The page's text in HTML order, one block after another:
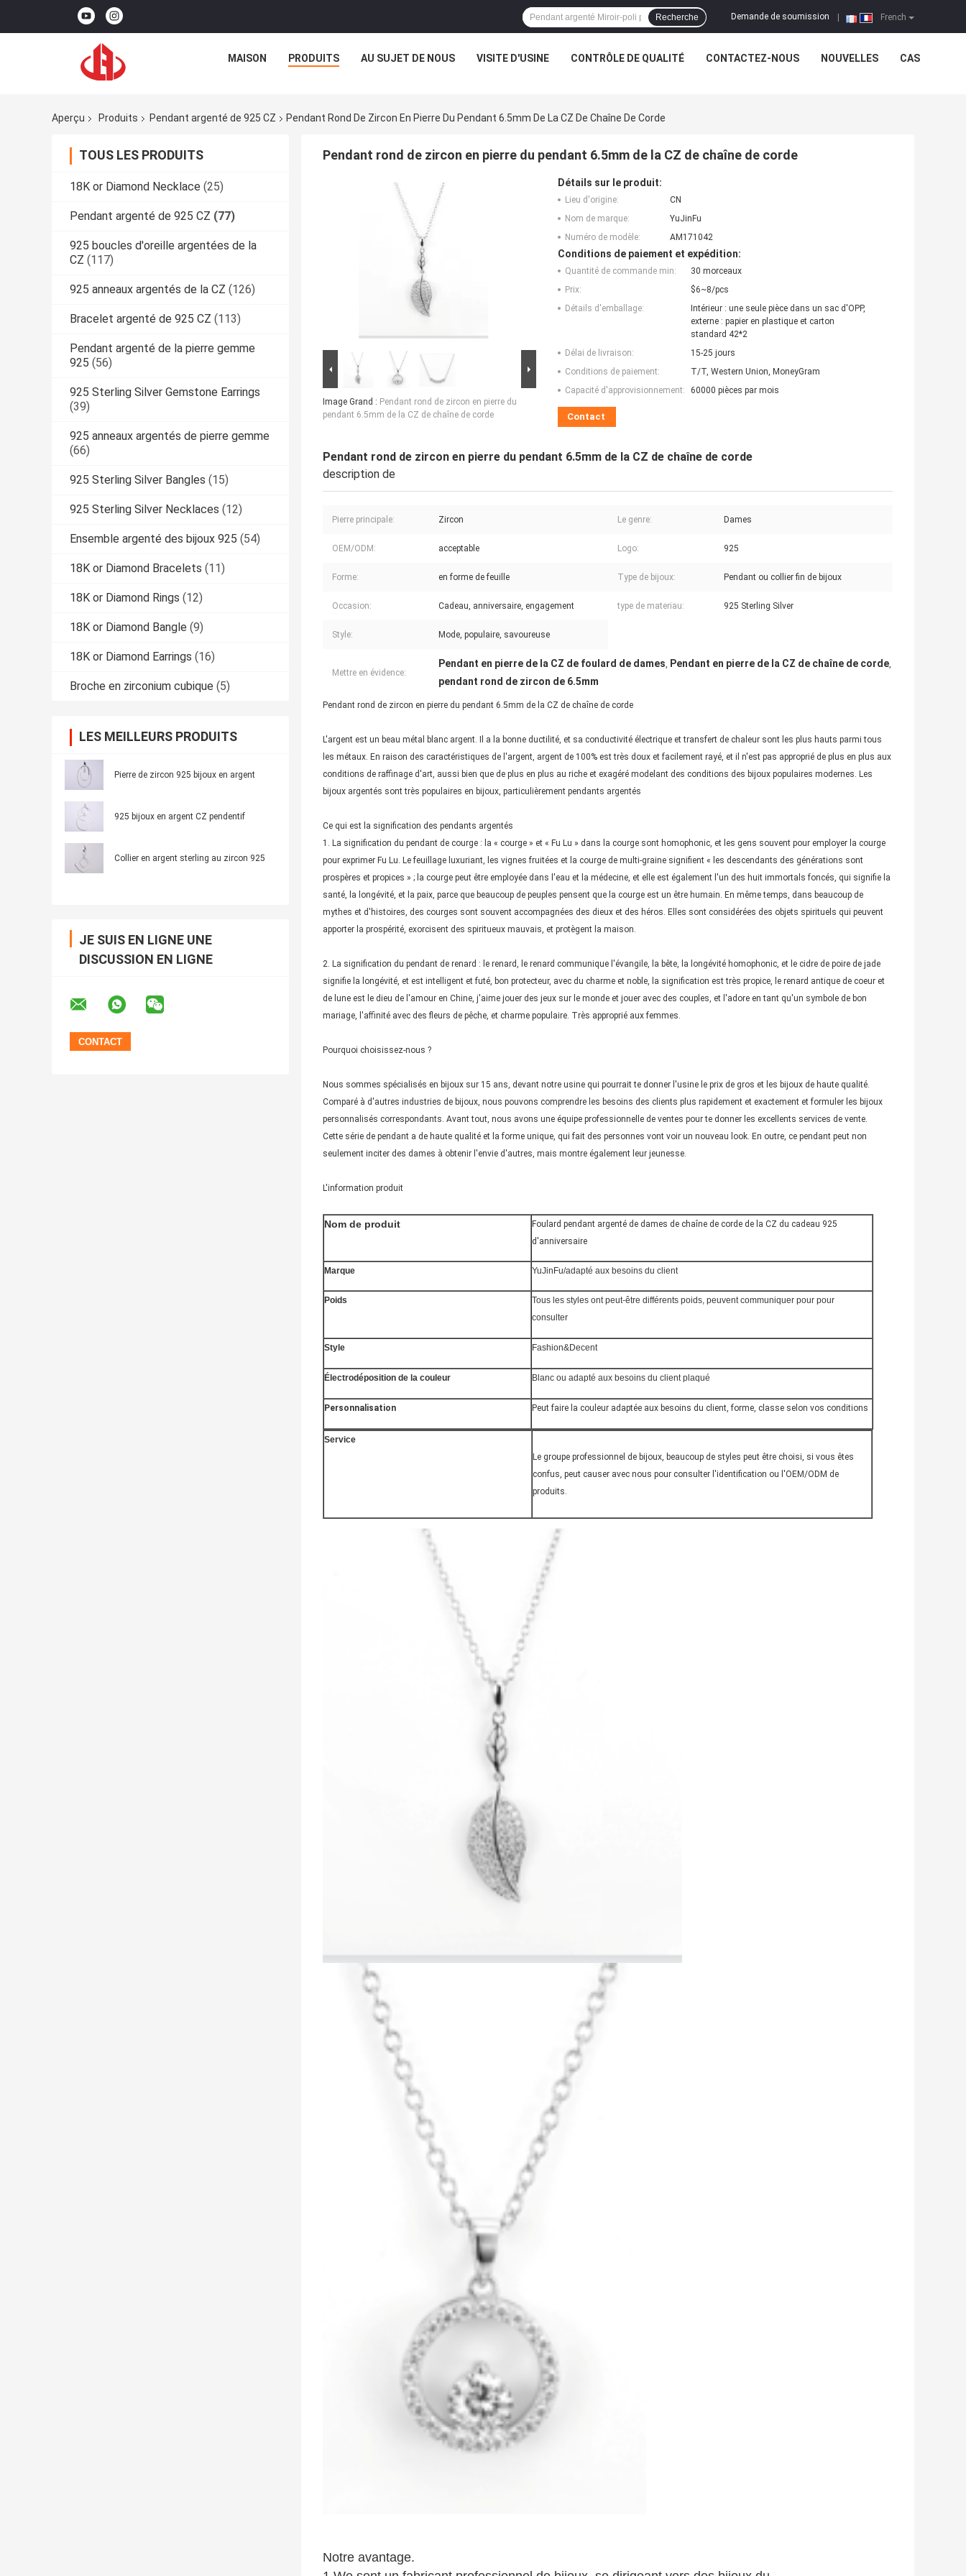
French
Demande de soumission
Recherche
MAISON PRODUITS AU SUJET DE NOUS VISITE D'USINE CONTRÔLE DE QUALITÉ CONTACTEZ-NOUS NOUVELLES CAS
Aperçu Produits Pendant argenté de 925 CZ Pendant Rond De Zircon En Pierre Du Pendant 6.5mm De La CZ De Chaîne De Corde
TOUS LES PRODUITS
18K or Diamond Necklace (25)
Pendant argenté de 925 CZ (77)
925 boucles d'oreille argentées de la
CZ (117)
925 anneaux argentés de la CZ (126)
Bracelet argenté de 925 CZ (113)
Pendant argenté de la pierre gemme
925 (56)
925 Sterling Silver Gemstone Earrings
(39)
925 anneaux argentés de pierre gemme
(66)
925 Sterling Silver Bangles (15)
925 Sterling Silver Necklaces (12)
Ensemble argenté des bijoux 925 (54)
18K or Diamond Bracelets (11)
18K or Diamond Rings (12)
18K or Diamond Bangle (9)
18K or Diamond Earrings (16)
Broche en zirconium cubique (5)
LES MEILLEURS PRODUITS
Pierre de zircon 925 bijoux en argent
925 bijoux en argent CZ pendentif
Collier en argent sterling au zircon 925
JE SUIS EN LIGNE UNE
DISCUSSION EN LIGNE
Pendant rond de zircon en pierre du pendant 6.5mm de la CZ de chaîne de corde
Image Grand : Pendant rond de zircon en pierre du
pendant 6.5mm de la CZ de chaîne de corde
Détails sur le produit:
Lieu d'origine:
CN
Nom de marque:
YuJinFu
Numéro de modèle:
AM171042
Conditions de paiement et expédition:
Quantité de commande min:
30 morceaux
Prix:
$6~8/pcs
Détails d'emballage:
Intérieur : une seule pièce dans un sac d'OPP,
externe : papier en plastique et carton
standard 42*2
Délai de livraison:
15-25 jours
Conditions de paiement:
T/T, Western Union, MoneyGram
Capacité d'approvisionnement:
60000 pièces par mois
Contact
Pendant rond de zircon en pierre du pendant 6.5mm de la CZ de chaîne de corde
description de
Pierre principale: Zircon Le genre: Dames
OEM/ODM: acceptable Logo: 925
Forme: en forme de feuille Type de bijoux: Pendant ou collier fin de bijoux
Occasion: Cadeau, anniversaire, engagement type de materiau: 925 Sterling Silver
Style: Mode, populaire, savoureuse
Mettre en évidence:
Pendant en pierre de la CZ de foulard de dames, Pendant en pierre de la CZ de chaîne de corde,
pendant rond de zircon de 6.5mm
Pendant rond de zircon en pierre du pendant 6.5mm de la CZ de chaîne de corde
L'argent est un beau métal blanc argent. Il a la bonne ductilité, et sa conductivité électrique et transfert de chaleur sont les plus hauts parmi tous
les métaux. En raison des caractéristiques de l'argent, argent de 100% est très doux et facilement rayé, et il n'est pas approprié de plus en plus aux
conditions de raffinage d'art, aussi bien que de plus en plus au riche et exagéré modelant des conditions des bijoux populaires modernes. Les
bijoux argentés sont très populaires en bijoux, particulièrement pendants argentés
Ce qui est la signification des pendants argentés
1. La signification du pendant de courge : la « courge » et « Fu Lu » dans la courge sont homophonic, et les gens souvent pour employer la courge
pour exprimer Fu Lu. Le feuillage luxuriant, les vignes fruitées et la courge de multi-graine signifient « les descendants des générations sont
prospères et propices » ; la courge peut être employée dans l'eau et la médecine, et elle est également l'un des huit immortals foncés, qui signifie la
santé, la longévité, et la paix, parce que beaucoup de peuples pensent que la courge est un être humain. En même temps, dans beaucoup de
mythes et d'histoires, des courges sont souvent accompagnées des dieux et des héros. Elles sont considérées des objets spirituels qui peuvent
apporter la prospérité, exorcisent des spiritueux mauvais, et protègent la maison.
2. La signification du pendant de renard : le renard, le renard communique l'évangile, la bête, la longévité homophonic, et le cidre de poire de jade
signifie la longévité, et est intelligent et futé, bon protecteur, avec du charme et noble, la signification est très propice, le renard antique de coeur et
de lune est le dieu de l'amour en Chine, j'aime jouer des jeux sur le monde et jouer avec des couples, et l'adore en tant qu'un symbole de bon
mariage, l'affinité avec des fleurs de pêche, et charme populaire. Très approprié aux femmes.
Pourquoi choisissez-nous ?
Nous sommes spécialisés en bijoux sur 15 ans, devant notre usine qui pourrait te donner l'usine le prix de gros et les bijoux de haute qualité.
Comparé à d'autres industries de bijoux, nous pouvons comprendre les besoins des clients plus rapidement et exactement et formuler les bijoux
personnalisés correspondants. Avant tout, nous avons une équipe professionnelle de ventes pour te donner les excellents services de vente.
Cette série de pendant a de haute qualité et la forme unique, qui fait des personnes vont voir un nouveau look. En outre, ce pendant peut non
seulement inciter des dames à obtenir l'envie d'autres, mais montre également leur jeunesse.
L'information produit
Nom de produit
Foulard pendant argenté de dames de chaîne de corde de la CZ du cadeau 925
d'anniversaire
Marque YuJinFu/adapté aux besoins du client
Poids
Tous les styles ont peut-être différents poids, peuvent communiquer pour pour
consulter
Style Fashion&Decent
Électrodéposition de la couleur Blanc ou adapté aux besoins du client plaqué
Personnalisation Peut faire la couleur adaptée aux besoins du client, forme, classe selon vos conditions
Service
Le groupe professionnel de bijoux, beaucoup de styles peut être choisi, si vous êtes
confus, peut causer avec nous pour consulter l'identification ou l'OEM/ODM de
produits.
Notre avantage.